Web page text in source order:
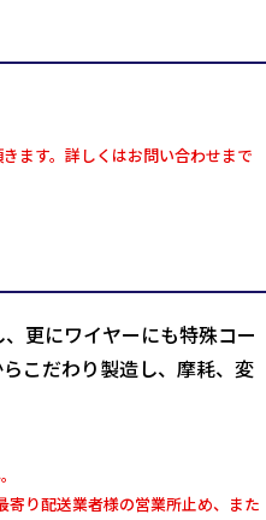
ます。詳しくはお問い合わせまで
更にワイヤーにも特殊コー
こだわり製造し、摩耗、変
寄り配送業者様の営業所止め、また